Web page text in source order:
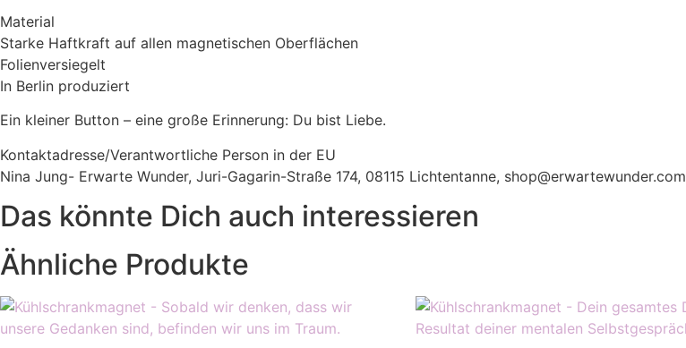
Material
Starke Haftkraft auf allen magnetischen Oberflächen
Folienversiegelt
In Berlin produziert
Ein kleiner Button – eine große Erinnerung: Du bist Liebe.
Kontaktadresse/Verantwortliche Person in der EU
Nina Jung- Erwarte Wunder, Juri-Gagarin-Straße 174, 08115 Lichtentanne, shop@erwartewunder.com
Das könnte Dich auch interessieren
Ähnliche Produkte